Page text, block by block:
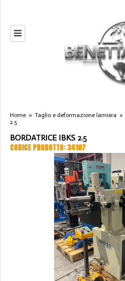
Home » Taglio e deformazione lamiera »
2.5
BORDATRICE IBKS 2.5
CODICE PRODOTTO: 34107